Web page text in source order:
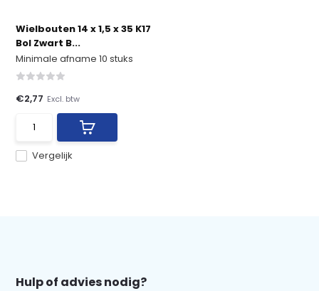
Wielbouten 14 x 1,5 x 35 K17
Bol Zwart B...
Minimale afname 10 stuks
Vergelijk
€2,77 Excl. btw
Hulp of advies nodig?